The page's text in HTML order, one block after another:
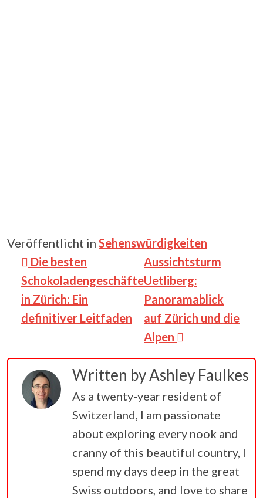
Veröffentlicht in Sehenswürdigkeiten
Beitragsnavigation
Die besten
Schokoladengeschäfte
in Zürich: Ein
definitiver Leitfaden
Aussichtsturm
Uetliberg:
Panoramablick
auf Zürich und die
Alpen
Written byAshley Faulkes
As a twenty-year resident of
Switzerland, I am passionate
about exploring every nook and
cranny of this beautiful country, I
spend my days deep in the great
Swiss outdoors, and love to share